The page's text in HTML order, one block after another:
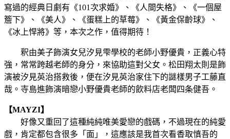
寫過的經典日劇有《101次求婚》、《人間失格》、《一個屋
簷下》、《美人》、《蛋糕上的草莓》、《黃金保齡球》、
《冰上悍將》等，本次之作，值得期待！
釈由美子飾演女兒汐見雫學校的老師小野優貴，正義心特
強，常常跨越老師的身分，來協助這對父女。松田翔太則是飾
演被汐見英治搭救後，便在汐見英治家住下的謎樣男子工藤直
哉。寺島進飾演暗戀小野優貴老師的飲料店老闆四条健吾。
【MAYZI】
好像又重回了這種純純唯美愛戀的戲碼，不過現在的純愛
戲，肯定都包含很多「面」，這應該是我首次看香取慎吾的